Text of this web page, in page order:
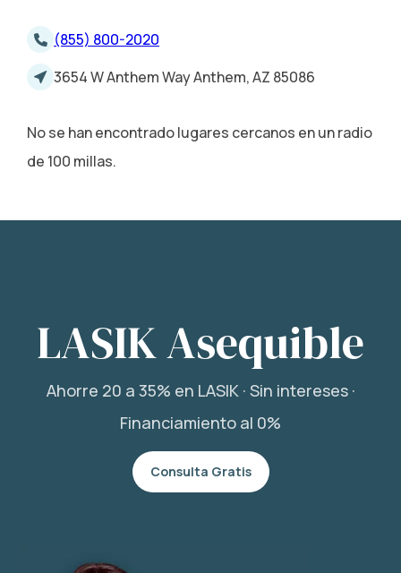
(855) 800-2020
3654 W Anthem Way Anthem, AZ 85086
No se han encontrado lugares cercanos en un radio
de 100 millas.
LASIK Asequible
Ahorre 20 a 35% en LASIK · Sin intereses ·
Financiamiento al 0%
Consulta Gratis